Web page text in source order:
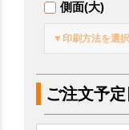
側面(大)
▼印刷方法を選
ご注文予